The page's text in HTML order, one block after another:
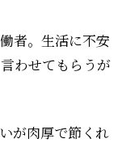
者。生活に不安
わせてもらうが
が肉厚で節くれ